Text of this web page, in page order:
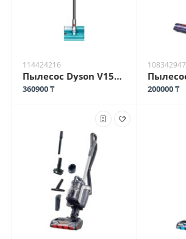
114424216
Пылесос Dyson V15s Detect Submarine серебристый
360900 ₸
108342947
200000 ₸